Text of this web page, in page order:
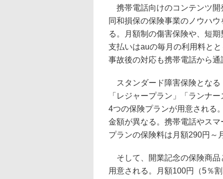
携帯電話向けのコンテンツ開
同和損保の保険事業のノウハ
る。月額制の傷害保険や、短
支払いはauの毎月の利用料と
事故後の対応も携帯電話から通
スタンダード障害保険となる
「レジャープラン」「ランナ
4つの保険プランが用意される
金額が異なる。携帯電話やス
プランの保険料は月額290円～
そして、開業記念の保険商品
用意される。月額100円（5％